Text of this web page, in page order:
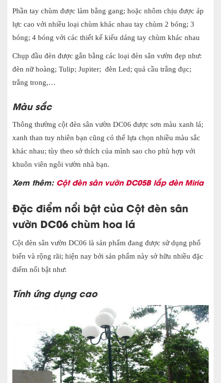
Phần tay chùm được làm bằng gang; hoặc nhôm chịu được áp
lực cao với nhiều loại chùm khác nhau tay chùm 2 bóng; 3
bóng; 4 bóng với các thiết kế kiểu dáng tay chùm khác nhau
Chụp đầu đèn được gắn bằng các loại đèn sân vườn đẹp như:
đèn nữ hoàng; Tulip; Jupiter; đèn Led; quả cầu trắng đục;
trắng trong,…
Màu sắc
Thông thường cột đèn sân vườn DC06 được sơn màu xanh lá;
xanh than tuy nhiên bạn cũng có thể lựa chọn nhiều màu sắc
khác nhau; tùy theo sở thích của mình sao cho phù hợp với
khuôn viên ngôi vườn nhà bạn.
Xem thêm: Cột đèn sân vườn DC05B lắp đèn Miria
Đặc điểm nổi bật của Cột đèn sân
vườn DC06 chùm hoa lá
Cột đèn sân vườn DC06 là sản phẩm đang được sử dụng phổ
biến và rộng rãi; hiện nay bởi sản phẩm này sở hữu nhiều đặc
điểm nổi bật như:
Tính ứng dụng cao